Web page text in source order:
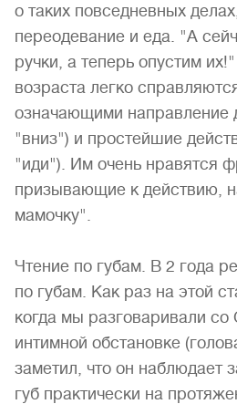
о таких повседневных
переодевание и еда. "А
ручки, а теперь опустим
возраста легко
означающими направление
"вниз") и простейшие
"иди"). Им очень нравятся
призывающие к действию,
мамочку".
Чтение по губам. В 2 года
по губам. Как раз на этой
когда мы разговаривали со
интимной обстановке
заметил, что он наблюдает
губ практически на